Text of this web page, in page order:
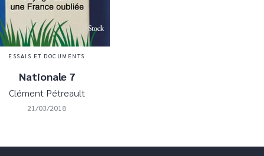
ESSAIS ET DOCUMENTS
Nationale 7
Clément Pétreault
21/03/2018